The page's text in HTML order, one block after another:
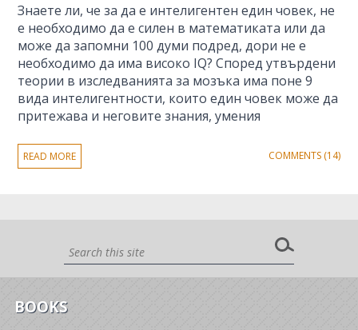
Знаете ли, че за да е интелигентен един човек, не
е необходимо да е силен в математиката или да
може да запомни 100 думи подред, дори не е
необходимо да има високо IQ? Според утвърдени
теории в изследванията за мозъка има поне 9
вида интелигентности, които един човек може да
притежава и неговите знания, умения
READ MORE COMMENTS (14)
BOOKS